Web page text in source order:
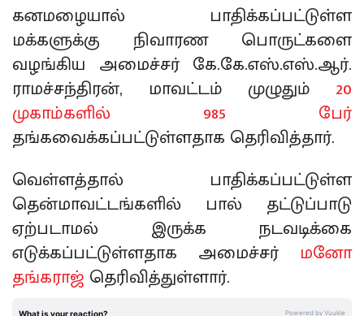
கனமழையால் பாதிக்கப்பட்டுள்ள
மக்களுக்கு நிவாரண பொருட்களை
வழங்கிய அமைச்சர் கே.கே.எஸ்.எஸ்.ஆர்.
ராமச்சந்திரன், மாவட்டம் முழுதும் 20
முகாம்களில் 985 பேர்
தங்கவைக்கப்பட்டுள்ளதாக தெரிவித்தார்.
வெள்ளத்தால் பாதிக்கப்பட்டுள்ள
தென்மாவட்டங்களில் பால் தட்டுப்பாடு
ஏற்படாமல் இருக்க நடவடிக்கை
எடுக்கப்பட்டுள்ளதாக அமைச்சர் மனோ
தங்கராஜ் தெரிவித்துள்ளார்.